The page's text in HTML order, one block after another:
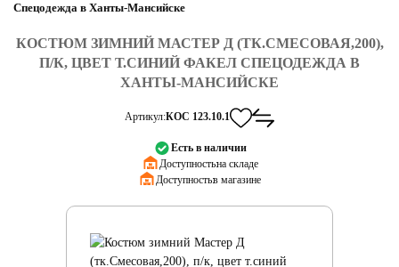
Спецодежда в Ханты-Мансийске
КОСТЮМ ЗИМНИЙ МАСТЕР Д (ТК.СМЕСОВАЯ,200),
П/К, ЦВЕТ Т.СИНИЙ ФАКЕЛ СПЕЦОДЕЖДА В
ХАНТЫ-МАНСИЙСКЕ
Артикул:КОС 123.10.1
Есть в наличии
Доступность:на складе
Доступность:в магазине